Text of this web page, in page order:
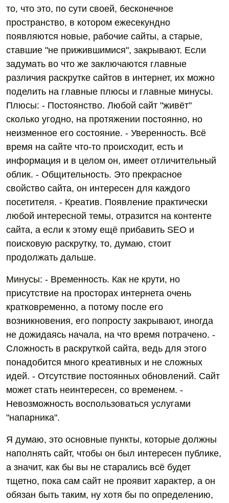
то, что это, по сути своей, бесконечное
пространство, в котором ежесекундно
появляются новые, рабочие сайты, а старые,
ставшие "не прижившимися", закрывают. Если
задумать во что же заключаются главные
различия раскрутке сайтов в интернет, их можно
поделить на главные плюсы и главные минусы.
Плюсы: - Постоянство. Любой сайт "живёт"
сколько угодно, на протяжении постоянно, но
неизменное его состояние. - Уверенность. Всё
время на сайте что-то происходит, есть и
информация и в целом он, имеет отличительный
облик. - Общительность. Это прекрасное
свойство сайта, он интересен для каждого
посетителя. - Креатив. Появление практически
любой интересной темы, отразится на контенте
сайта, а если к этому ещё прибавить SEO и
поисковую раскрутку, то, думаю, стоит
продолжать дальше.
Минусы: - Временность. Как не крути, но
присутствие на просторах интернета очень
кратковременно, а потому после его
возникновения, его попросту закрывают, иногда
не дожидаясь начала, на что время потрачено. -
Сложность в раскруткой сайта, ведь для этого
понадобится много креативных и не сложных
идей. - Отсутствие постоянных обновлений. Сайт
может стать неинтересен, со временем. -
Невозможность воспользоваться услугами
"напарника".
Я думаю, это основные пункты, которые должны
наполнять сайт, чтобы он был интересен публике,
а значит, как бы вы не старались всё будет
тщетно, пока сам сайт не проявит характер, а он
обязан быть таким, ну хотя бы по определению,